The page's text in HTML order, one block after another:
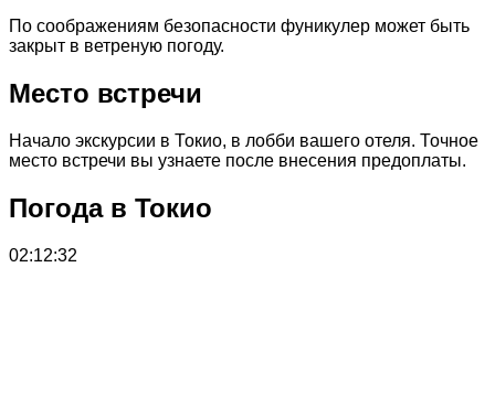
По соображениям безопасности фуникулер может быть
закрыт в ветреную погоду.
Место встречи
Начало экскурсии в Токио, в лобби вашего отеля. Точное
место встречи вы узнаете после внесения предоплаты.
Погода в Токио
02:12:32